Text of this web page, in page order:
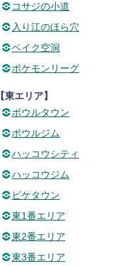
コサジの小道
入り江のほら穴
ベイク空洞
ポケモンリーグ
【東エリア】
ボウルタウン
ボウルジム
ハッコウシティ
ハッコウジム
ピケタウン
東1番エリア
東2番エリア
東3番エリア